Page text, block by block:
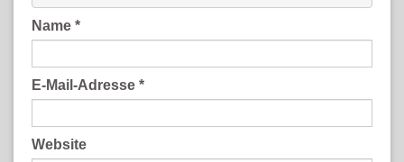
Name *
E-Mail-Adresse *
Website